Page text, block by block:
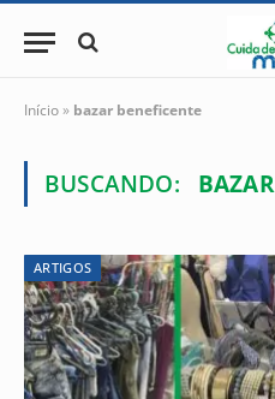
Início» bazar beneficente
BUSCANDO:
ARTIGOS